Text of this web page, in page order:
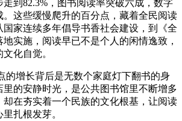
到82.3%，图书阅读率突破六成，数字
。这些缓慢爬升的百分点，藏着全民阅读
国家连续多年倡导书香社会建设，到《全
实施，阅读早已不是个人的闲情逸致，
化自觉。
的增长背后是无数个家庭灯下翻书的身
的安静时光，是公共图书馆里不断增多
却在夯实着一个民族的文化根基，让阅读
扎根发芽。